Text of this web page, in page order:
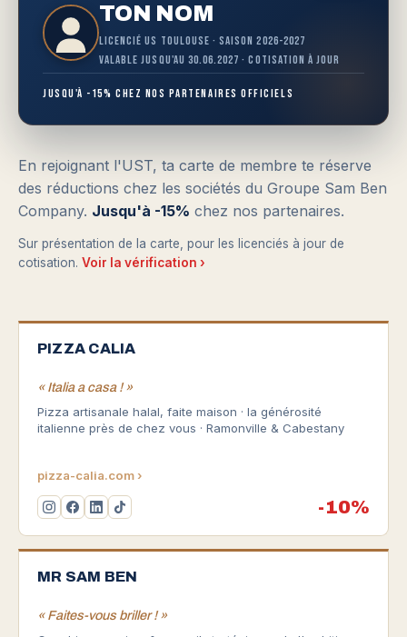
TON NOM
Licencié US Toulouse · Saison 2026-2027
Valable jusqu'au 30.06.2027 · Cotisation à jour
Jusqu'à -15% chez nos partenaires officiels
En rejoignant l'UST, ta carte de membre te réserve
des réductions chez les sociétés du Groupe Sam Ben
Company. Jusqu'à -15% chez nos partenaires.
Sur présentation de la carte, pour les licenciés à jour de
cotisation. Voir la vérification ›
PIZZA CALIA
« Italia a casa ! »
Pizza artisanale halal, faite maison · la générosité
italienne près de chez vous · Ramonville & Cabestany
pizza-calia.com ›
-10%
MR SAM BEN
« Faites-vous briller ! »